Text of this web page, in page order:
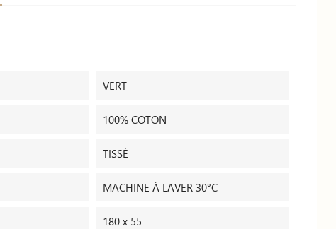
VERT
100% COTON
TISSÉ
MACHINE À LAVER 30°C
180 x 55